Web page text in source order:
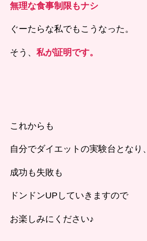
無理な食事制限もナシ
ぐーたらな私でもこうなった。
そう、 私が証明です。
これからも
自分でダイエットの実験台となり、
成功も失敗も
ドンドンUPしていきますので
お楽しみにください♪